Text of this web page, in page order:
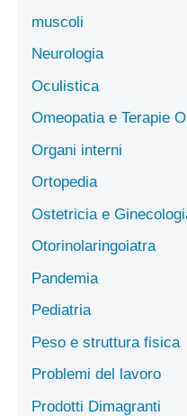
muscoli
Neurologia
Oculistica
Omeopatia e Terapie
Organi interni
Ortopedia
Ostetricia e
Otorinolaringoiatra
Pandemia
Pediatria
Peso e struttura fisica
Problemi del lavoro
Prodotti Dimagranti